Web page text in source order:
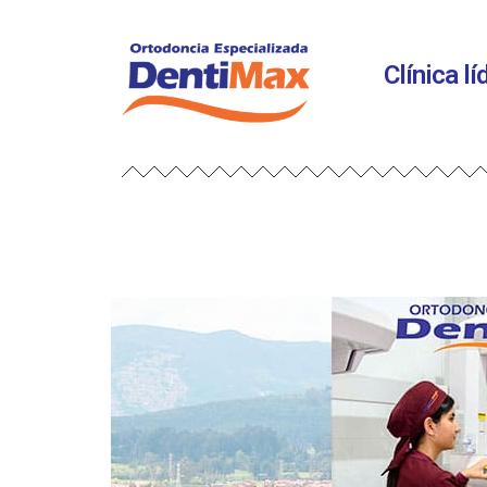
Clínica